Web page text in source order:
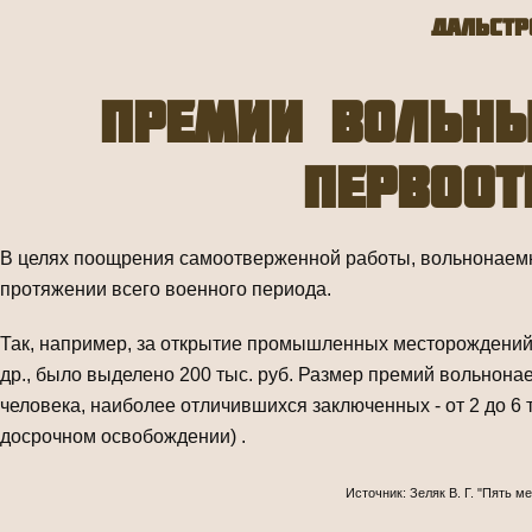
Премии
В целях поощрения самоотверженной работы,
протяжении всего военного периода.
Так, например, за открытие промышленных
др., было выделено 200 тыс. руб. Размер премий
человека, наиболее отличившихся заключенных - от 2 до
досрочном освобождении) .
Источник: Зеляк В. Г. "Пять